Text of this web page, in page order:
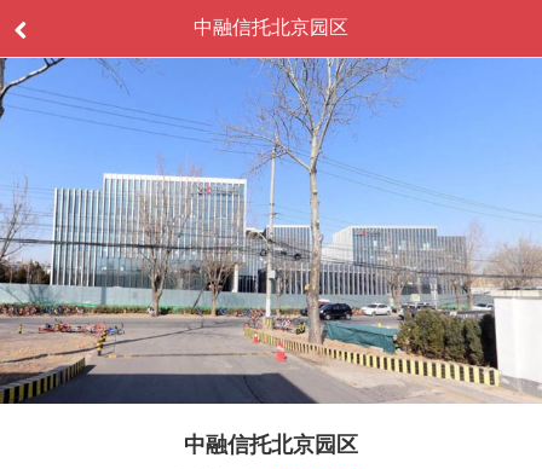
中融信托北京园区
中融信托北京园区